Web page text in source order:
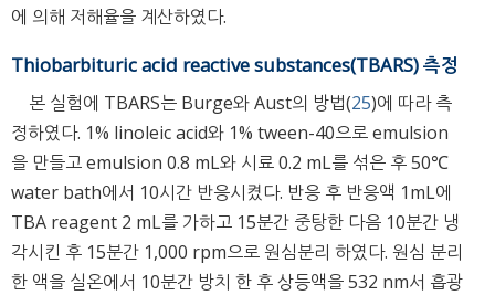
에 의해 저해율을 계산하였다.
Thiobarbituric acid reactive substances(TBARS) 측정
본 실험에 TBARS는 Burge와 Aust의 방법(25)에 따라 측
정하였다. 1% linoleic acid와 1% tween-40으로 emulsion
을 만들고 emulsion 0.8 mL와 시료 0.2 mL를 섞은 후 50℃
water bath에서 10시간 반응시켰다. 반응 후 반응액 1mL에
TBA reagent 2 mL를 가하고 15분간 중탕한 다음 10분간 냉
각시킨 후 15분간 1,000 rpm으로 원심분리 하였다. 원심 분리
한 액을 실온에서 10분간 방치 한 후 상등액을 532 nm서 흡광